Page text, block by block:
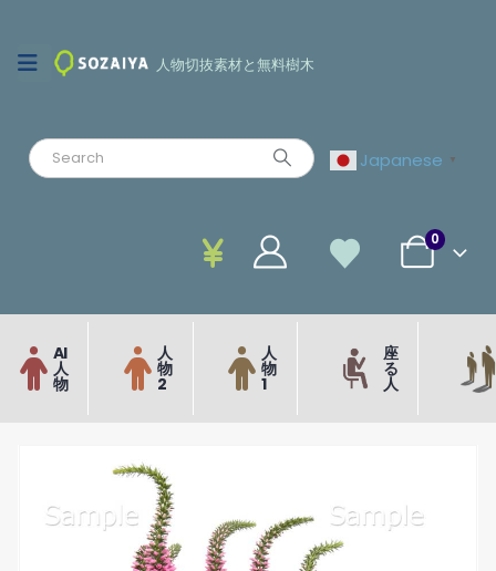
人物切抜素材と無料樹木
Japanese ▼
0
AI
人
物
人
物
2
人
物
1
座
る
人